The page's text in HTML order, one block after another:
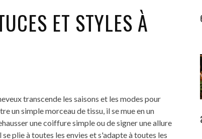
ET STYLES À
transcende les saisons et les modes pour
un simple morceau de tissu, il se mue en un
une coiffure simple ou de signer une allure
plie à toutes les envies et s'adapte à toutes les